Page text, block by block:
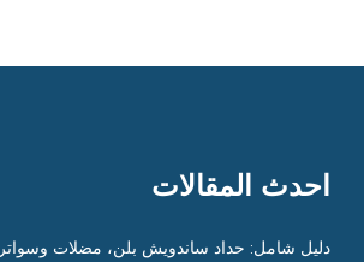
احدث المقالات
دليل شامل: حداد ساندويش بلن، مضلات وسواتر 0569557581